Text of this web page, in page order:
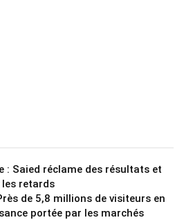
: Saied réclame des résultats et
retards
de 5,8 millions de visiteurs en
portée par les marchés